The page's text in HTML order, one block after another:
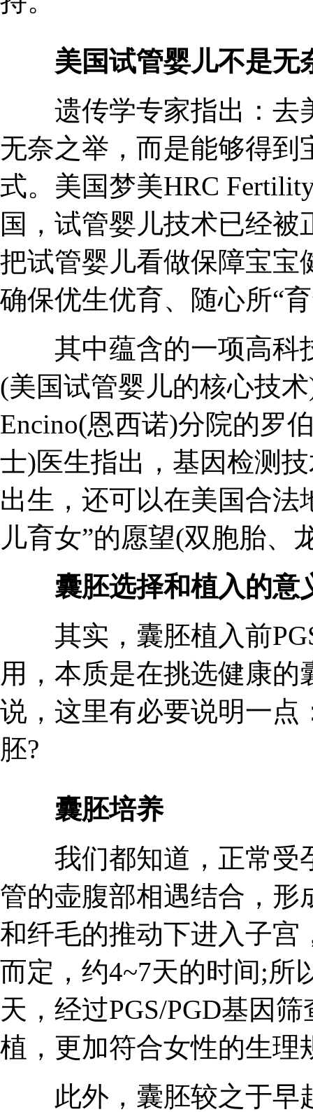
美国试管婴儿不是无
遗传学专家指出：去
无奈之举，而是能够得
式。美国梦美HRC
国，试管婴儿技术已经
把试管婴儿看做保障宝宝
确保优生优育、随心所“
其中蕴含的一项高科技
(美国试管婴儿的核心技
Encino(恩西诺)分院的罗
士)医生指出，基因检测
出生，还可以在美国合法
儿育女”的愿望(双胞胎、
囊胚选择和植入的意
其实，囊胚植入前
用，本质是在挑选健康
说，这里有必要说明一点
胚?
囊胚培养
我们都知道，正常受
管的壶腹部相遇结合，形
和纤毛的推动下进入子宫
而定，约4~7天的时间;所
天，经过PGS/PGD基因
植，更加符合女性的生理
此外，囊胚较之于早